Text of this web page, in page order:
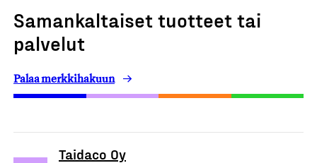
Samankaltaiset tuotteet tai
palvelut
Palaa merkkihakuun
Taidaco Oy